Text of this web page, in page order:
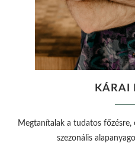
KÁRAI
Megtanítalak a tudatos főzésre,
szezonális